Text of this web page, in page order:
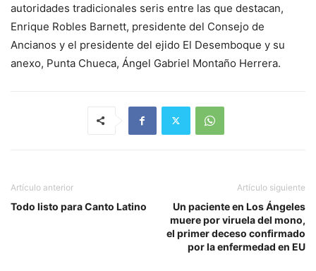
autoridades tradicionales seris entre las que destacan,
Enrique Robles Barnett, presidente del Consejo de
Ancianos y el presidente del ejido El Desemboque y su
anexo, Punta Chueca, Ángel Gabriel Montaño Herrera.
Artículo anterior
Todo listo para Canto Latino
Artículo siguiente
Un paciente en Los Ángeles
muere por viruela del mono,
el primer deceso confirmado
por la enfermedad en EU